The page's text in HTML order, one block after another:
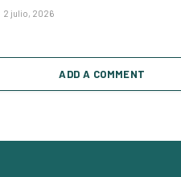
2 julio, 2026
ADD A COMMENT